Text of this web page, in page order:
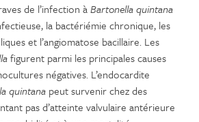
de l’infection àBartonella quintana
la bactériémie chronique, les
et l’angiomatose bacillaire. Les
figurent parmi les principales causes
négatives. L’endocardite
quintana peut survenir chez des
pas d’atteinte valvulaire antérieure